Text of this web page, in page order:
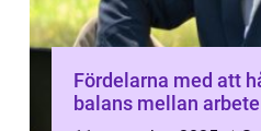
Fördelarna med att
balans mellan